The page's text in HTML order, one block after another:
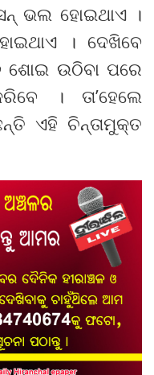
ଭଲ ହୋଇଥାଏ ।
। ଦେଖିବେ
ଶୋଇ ଉଠିବା ପରେ
। ତା’ହେଲେ
ଏହି ଚିନ୍ତାମୁକ୍ତ